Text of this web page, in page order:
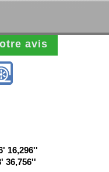
avis
16,296''
36,756''